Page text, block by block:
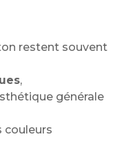
restent souvent
,
générale
couleurs